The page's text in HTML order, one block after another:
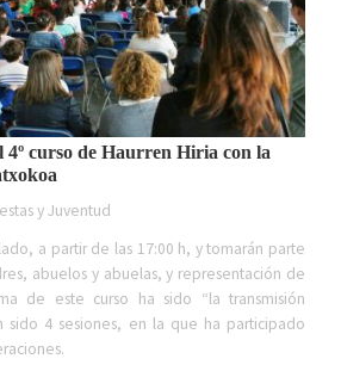
4º curso de Haurren Hiria con la
y Juventud
a partir de las 17:00 h, y tomarán parte
abuelos y abuelas, y representación de
de este curso ha sido “la transmisión
sido 4 sesiones, en la que ha participado